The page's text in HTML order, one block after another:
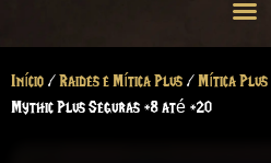
Início /Raides e Mítica Plus /Mítica Plus
Mythic Plus Seguras +8 até +20